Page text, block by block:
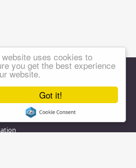
Got it!
uses cookies to
you get the best experience
website.
vous !